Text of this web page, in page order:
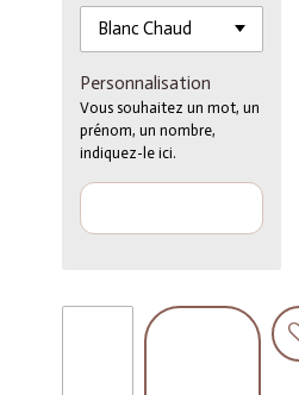
Personnalisation
Vous souhaitez un mot, un
prénom, un nombre,
indiquez-le ici.